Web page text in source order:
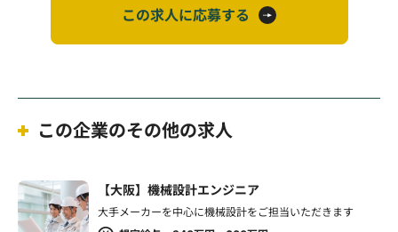
この求人に応募する
この企業のその他の求人
【大阪】機械設計エンジニア
大手メーカーを中心に機械設計をご担当いただきます